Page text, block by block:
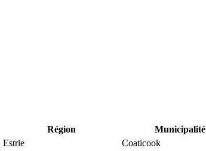
Région Municipalité
Estrie
Coaticook